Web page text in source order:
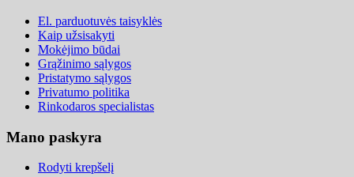
El. parduotuvės taisyklės
Kaip užsisakyti
Mokėjimo būdai
Grąžinimo sąlygos
Pristatymo sąlygos
Privatumo politika
Rinkodaros specialistas
Mano paskyra
Rodyti krepšelį